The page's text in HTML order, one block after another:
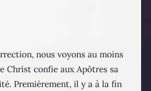
nous voyons au moins
Christ confie aux Apôtres sa
Premièrement, il y a à la fin